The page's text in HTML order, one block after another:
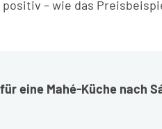
– wie das
eine Mahé-Küche nach